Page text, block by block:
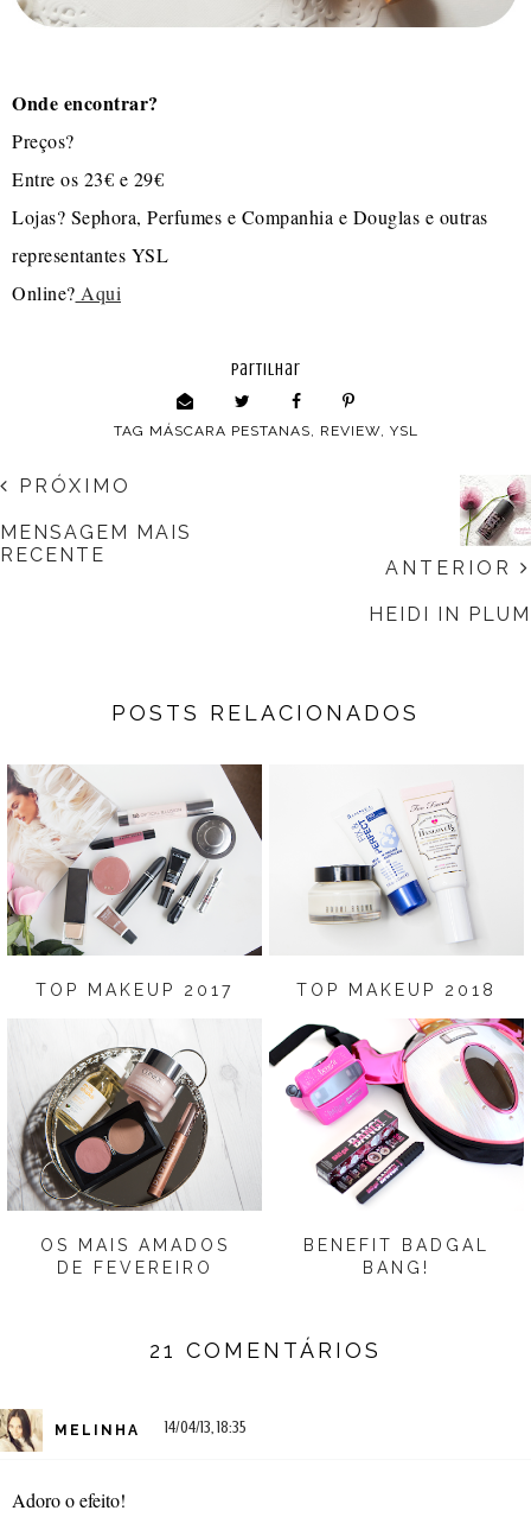
Onde encontrar?
Preços?
Entre os 23€ e 29€
Lojas? Sephora, Perfumes e Companhia e Douglas e outras
representantes YSL
Online? Aqui
partilhar
TAG MÁSCARA PESTANAS, REVIEW, YSL
ANTERIOR
HEIDI IN PLUM
PRÓXIMO
MENSAGEM MAIS
RECENTE
POSTS RELACIONADOS
TOP MAKEUP 2017 TOP MAKEUP 2018
OS MAIS AMADOS
DE FEVEREIRO
BENEFIT BADGAL
BANG!
21 COMENTÁRIOS
MELINHA 14/04/13, 18:35
Adoro o efeito!